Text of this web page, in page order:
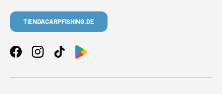
TIENDACARPFISHING.DE
FacebookInstagramTikTok